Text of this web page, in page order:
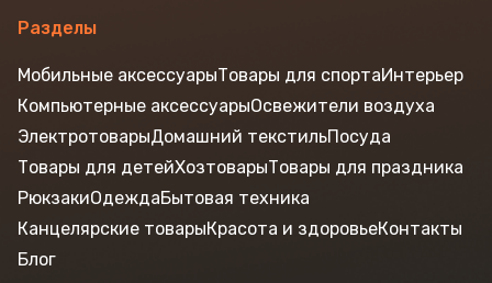
Разделы
Мобильные аксессуарыТовары для спортаИнтерьер
Компьютерные аксессуарыОсвежители воздуха
ЭлектротоварыДомашний текстильПосуда
Товары для детейХозтоварыТовары для праздника
РюкзакиОдеждаБытовая техника
Канцелярские товарыКрасота и здоровьеКонтакты
Блог